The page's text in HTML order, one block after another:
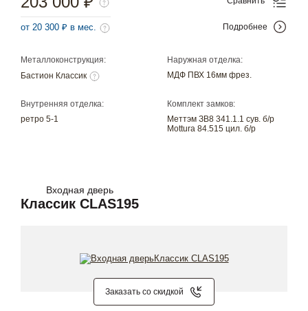
Металлоконструкция:
Бастион Классик
Наружная отделка:
МДФ ПВХ 16мм фрез.
Внутренняя отделка:
ретро 5-1
Комплект замков:
Меттэм ЗВ8 341.1.1 сув. б/р
Mottura 84.515 цил. б/р
от 20 300 ₽ в мес. Подробнее
Входная дверь
Классик CLAS195
Заказать со скидкой